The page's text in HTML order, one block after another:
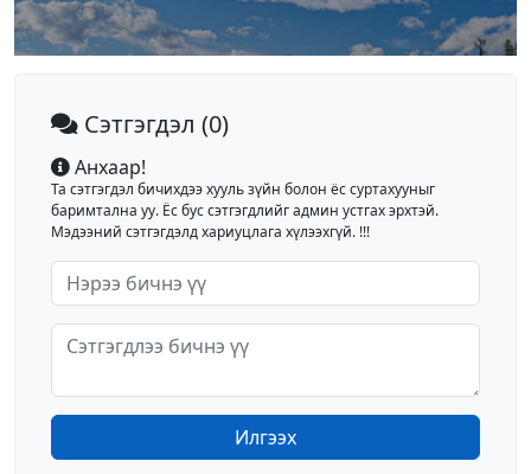
Сэтгэгдэл (0)
Анхаар!
Та сэтгэгдэл бичихдээ хууль зүйн болон ёс суртахууныг
баримтална уу. Ёс бус сэтгэгдлийг админ устгах эрхтэй.
Мэдээний сэтгэгдэлд хариуцлага хүлээхгүй. !!!
Илгээх